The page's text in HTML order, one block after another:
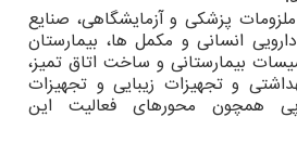
به گفته او، تجهیزات و ملزومات پزشکی و آزمایشگاهی‎، صنایع
دارویی و فرآورده های دارویی انسانی و مکمل ها‎، بیمارستان
سازی و تجهیزات و تاسیسات بیمارستانی و ساخت اتاق تمیز‎،
و تجهیزات زیبایی و تجهیزات
همچون محورهای فعالیت این